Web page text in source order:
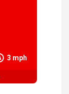
3 mph